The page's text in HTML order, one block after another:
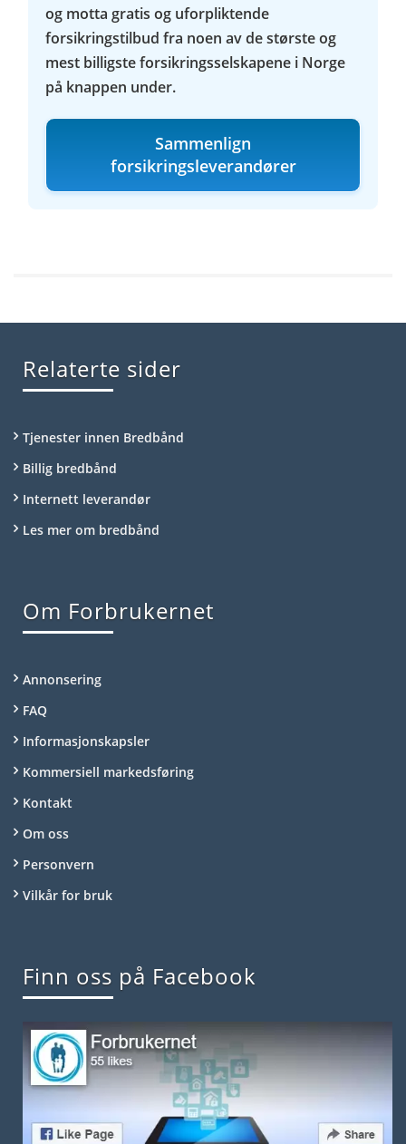
og motta gratis og uforpliktende
forsikringstilbud fra noen av de største og
mest billigste forsikringsselskapene i Norge
på knappen under.
Sammenlign
forsikringsleverandører
Relaterte sider
Tjenester innen Bredbånd
Billig bredbånd
Internett leverandør
Les mer om bredbånd
Om Forbrukernet
Annonsering
FAQ
Informasjonskapsler
Kommersiell markedsføring
Kontakt
Om oss
Personvern
Vilkår for bruk
Finn oss på Facebook